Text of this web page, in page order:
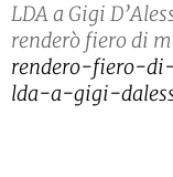
LDA a Gigi
renderò fiero di
rendero-fiero-
lda-a-gigi-